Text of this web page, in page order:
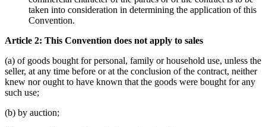
taken into consideration in determining the application of this
Convention.
Article 2: This Convention does not apply to sales
(a) of goods bought for personal, family or household use, unless the
seller, at any time before or at the conclusion of the contract, neither
knew nor ought to have known that the goods were bought for any
such use;
(b) by auction;